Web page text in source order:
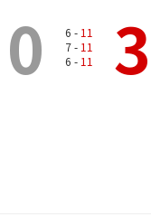
0 6 - 11
7 - 11
6 - 11 3